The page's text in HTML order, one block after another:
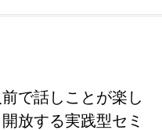
で話しことが楽し
放する実践型セミ